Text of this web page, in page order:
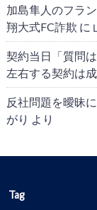
加島隼人のフラ
翔大式FC詐欺 に
契約当日「質問
左右する契約は
反社問題を曖昧
がり より
Tag